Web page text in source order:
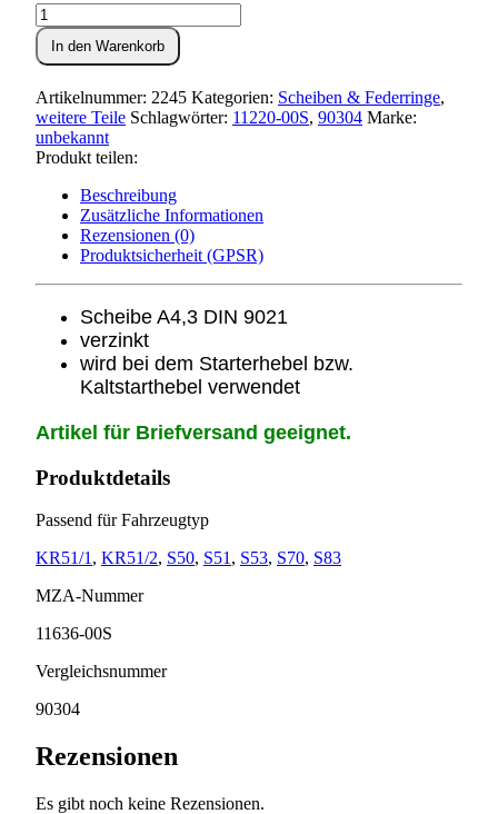
Scheibe
4,3
DIN
9021
Menge
In den Warenkorb
Artikelnummer: 2245 Kategorien: Scheiben & Federringe,
weitere Teile Schlagwörter: 11220-00S, 90304 Marke:
unbekannt
Produkt teilen:
Beschreibung
Zusätzliche Informationen
Rezensionen (0)
Produktsicherheit (GPSR)
Scheibe A4,3 DIN 9021
verzinkt
wird bei dem Starterhebel bzw.
Kaltstarthebel verwendet
Artikel für Briefversand geeignet.
Produktdetails
Passend für Fahrzeugtyp
KR51/1 , KR51/2, S50, S51 , S53, S70, S83
MZA-Nummer
11636-00S
Vergleichsnummer
90304
Rezensionen
Es gibt noch keine Rezensionen.